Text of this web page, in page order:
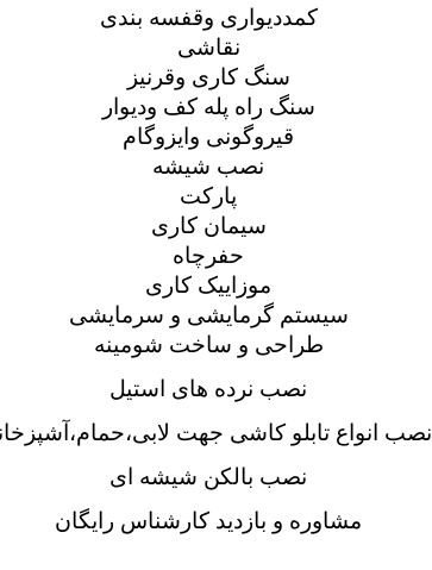
کمددیواری وقفسه بندی
نقاشی
سنگ کاری وقرنیز
سنگ راه پله کف ودیوار
قیروگونی وایزوگام
نصب شیشه
پارکت
سیمان کاری
حفرچاه
موزاییک کاری
سیستم گرمایشی و سرمایشی
طراحی و ساخت شومینه
نصب نرده های استیل
نصب انواع تابلو کاشی جهت
نصب بالکن شیشه ای
مشاوره و بازدید کارشناس رایگان